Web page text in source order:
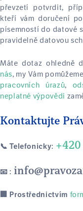
převzetí potvrdit,
kteří vám doručení
písemností do datové
pravidelně datovou
Máte dotaz ohledně
nás, my Vám
pracovních úrazů,
neplatné výpovědi
Kontaktujte
📞 Telefonicky:
📧 :
🏢 Prostřednictvím